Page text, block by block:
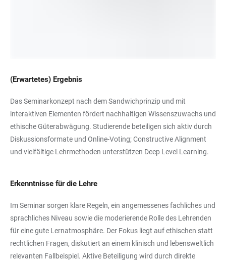
(Erwartetes) Ergebnis
Das Seminarkonzept nach dem Sandwichprinzip und mit
interaktiven Elementen fördert nachhaltigen Wissenszuwachs und
ethische Güterabwägung. Studierende beteiligen sich aktiv durch
Diskussionsformate und Online-Voting; Constructive Alignment
und vielfältige Lehrmethoden unterstützen Deep Level Learning.
Erkenntnisse für die Lehre
Im Seminar sorgen klare Regeln, ein angemessenes fachliches und
sprachliches Niveau sowie die moderierende Rolle des Lehrenden
für eine gute Lernatmosphäre. Der Fokus liegt auf ethischen statt
rechtlichen Fragen, diskutiert an einem klinisch und lebensweltlich
relevanten Fallbeispiel. Aktive Beteiligung wird durch direkte